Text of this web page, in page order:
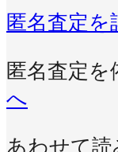
匿名査定を
匿名査定を
へ
あわせて読